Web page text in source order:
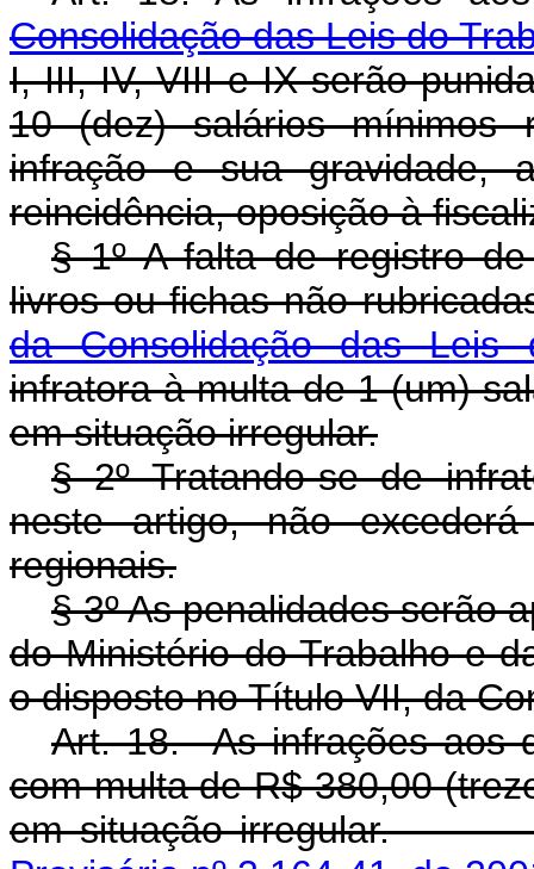
Consolidação das Leis do
I, III, IV, VIII e IX serão
10 (dez) salários mínimos
infração e sua gravidade,
reincidência, oposição à
§ 1º A falta de registro
livros ou fichas não
da Consolidação das Leis
infratora à multa de 1 (um)
em situação irregular.
§ 2º Tratando-se de
neste artigo, não
regionais.
§ 3º As penalidades serão
do Ministério do Trabalho e
o disposto no Título VII, da
Art. 18. As infrações aos
com multa de R$ 380,00
em situação